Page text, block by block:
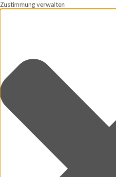
Zustimmung verwalten